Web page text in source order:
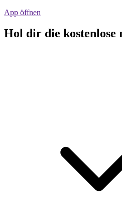
App öffnen
Hol dir die kostenlose